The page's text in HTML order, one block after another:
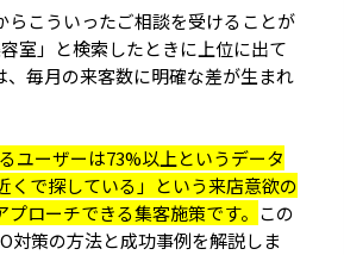
こういったご相談を受けることが
室」と検索したときに上位に出て
毎月の来客数に明確な差が生まれ
ユーザーは73%以上というデータ
くで探している」という来店意欲の
ローチできる集客施策です。 この
対策の方法と成功事例を解説しま